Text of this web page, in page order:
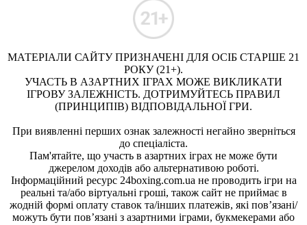
МАТЕРІАЛИ САЙТУ ПРИЗНАЧЕНІ ДЛЯ ОСІБ СТАРШЕ 21
РОКУ (21+).
УЧАСТЬ В АЗАРТНИХ ІГРАХ МОЖЕ ВИКЛИКАТИ
ІГРОВУ ЗАЛЕЖНІСТЬ. ДОТРИМУЙТЕСЬ ПРАВИЛ
(ПРИНЦИПІВ) ВІДПОВІДАЛЬНОЇ ГРИ.
При виявленні перших ознак залежності негайно зверніться
до спеціаліста.
Пам'ятайте, що участь в азартних іграх не може бути
джерелом доходів або альтернативою роботі.
Інформаційний ресурс 24boxing.com.ua не проводить ігри на
реальні та/або віртуальні гроші, також сайт не приймає в
жодній формі оплату ставок та/інших платежів, які пов’язані/
можуть бути пов’язані з азартними іграми, букмекерами або